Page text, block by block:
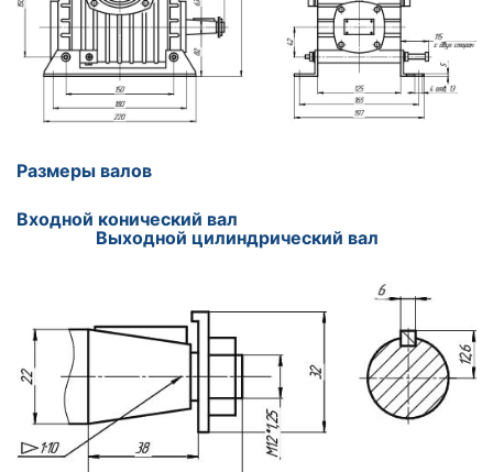
Размеры валов
Входной конический вал
Выходной цилиндрический вал